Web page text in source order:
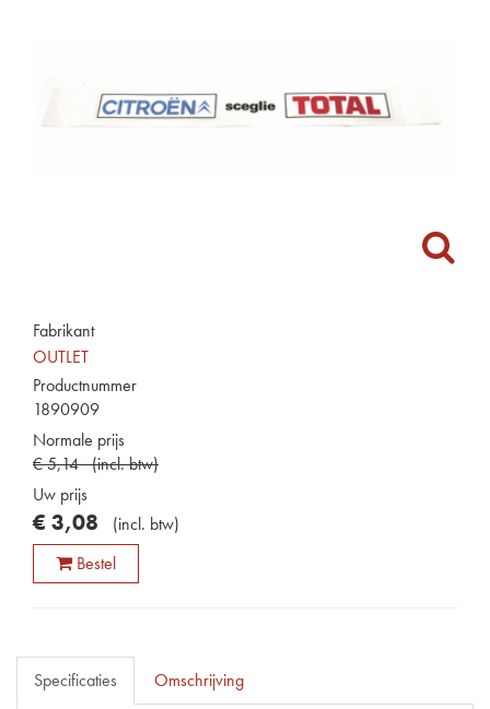
Fabrikant
OUTLET
Productnummer
1890909
Normale prijs
€5,14 (incl. btw)
Uw prijs
€ 3,08 (incl. btw)
Bestel
Specificaties Omschrijving